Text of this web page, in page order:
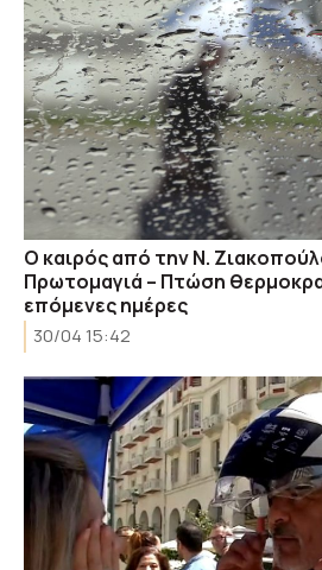
Ο καιρός από την Ν.
Πρωτομαγιά – Πτώση
επόμενες ημέρες
30/04 15:42